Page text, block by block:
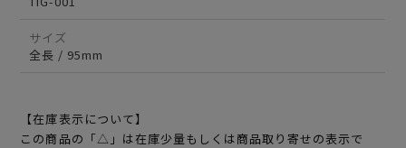
サイズ
全長 / 95mm
【在庫表示について】
この商品の「△」は在庫少量もしくは商品取り寄せの表示で